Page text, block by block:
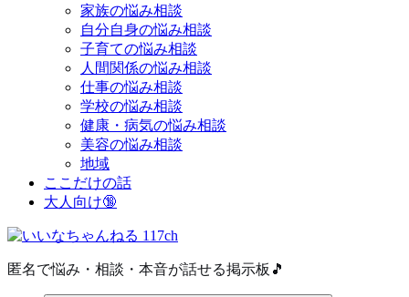
家族の悩み相談
自分自身の悩み相談
子育ての悩み相談
人間関係の悩み相談
仕事の悩み相談
学校の悩み相談
健康・病気の悩み相談
美容の悩み相談
地域
ここだけの話
大人向け🔞
匿名で悩み・相談・本音が話せる掲示板🎵